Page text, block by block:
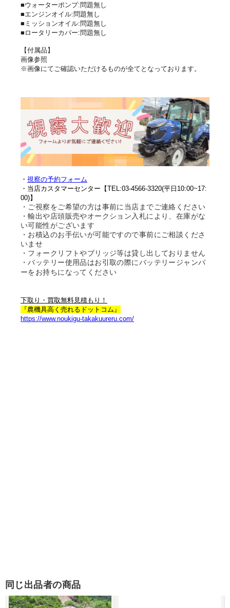
■ウォーターポンプ:問題無し
■エンジンオイル:問題無し
■ミッションオイル:問題無し
■ロータリーカバー:問題無し
【付属品】
画像参照
※画像にてご確認いただけるものが全てとなっております。
・ 視察の予約フォーム
・当店カスタマーセンター 【TEL:03-4566-3320(平日10:00~17:
00)】
・ご視察をご希望の方は事前に当店までご連絡ください
・輸出や店頭販売やオークション入札により、在庫がな
い可能性がございます
・お積込のお手伝いが可能ですので事前にご相談くださ
いませ
・フォークリフトやブリッジ等は貸し出しておりません
・バッテリー使用品はお引取の際にバッテリージャンパ
ーをお持ちになってください
下取り・買取無料見積もり！
『農機具高く売れるドットコム』
https://www.noukigu-takakuureru.com/
同じ出品者の商品